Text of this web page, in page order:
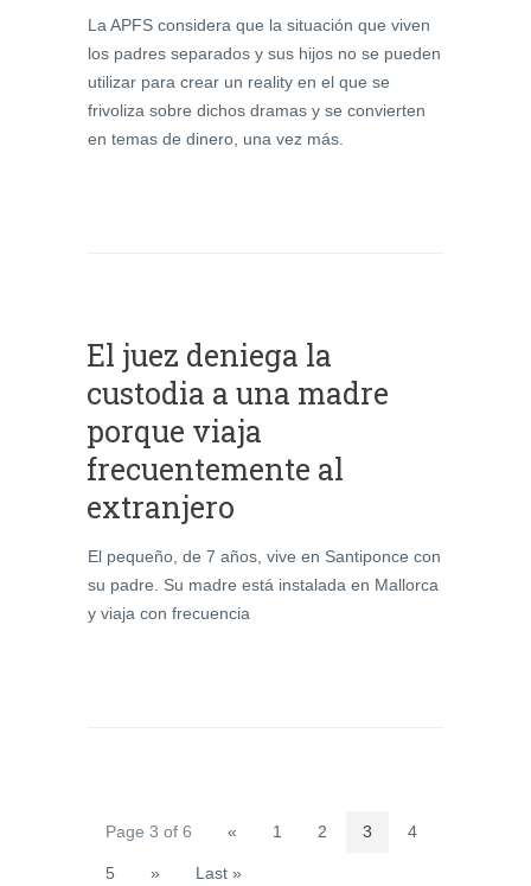
La APFS considera que la situación que viven
los padres separados y sus hijos no se pueden
utilizar para crear un reality en el que se
frivoliza sobre dichos dramas y se convierten
en temas de dinero, una vez más.
El juez deniega la
custodia a una madre
porque viaja
frecuentemente al
extranjero
El pequeño, de 7 años, vive en Santiponce con
su padre. Su madre está instalada en Mallorca
y viaja con frecuencia
Page 3 of 6 « 1 2 3 4
5 » Last »